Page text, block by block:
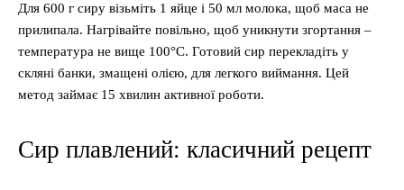
Для 600 г сиру візьміть 1 яйце і 50 мл молока, щоб маса не
прилипала. Нагрівайте повільно, щоб уникнути згортання –
температура не вище 100°C. Готовий сир перекладіть у
скляні банки, змащені олією, для легкого виймання. Цей
метод займає 15 хвилин активної роботи.
Сир плавлений: класичний рецепт